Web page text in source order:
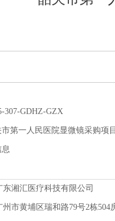
307-GDHZ-GZX
第一人民医院显微镜采购项目
湘汇医疗科技有限公司
市黄埔区瑞和路79号2栋504